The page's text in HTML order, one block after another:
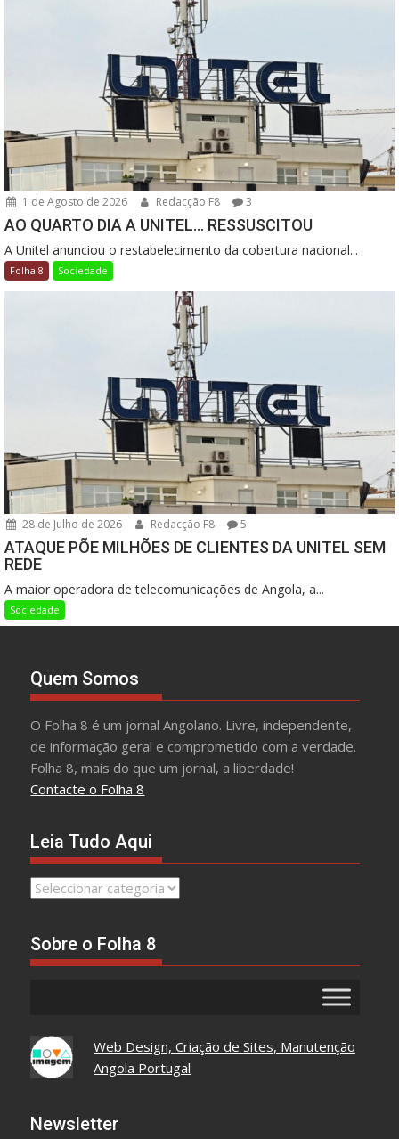
1 de Agosto de 2026 Redacção F8 3
AO QUARTO DIA A UNITEL… RESSUSCITOU
A Unitel anunciou o restabelecimento da cobertura nacional...
Folha 8 Sociedade
28 de Julho de 2026 Redacção F8 5
ATAQUE PÕE MILHÕES DE CLIENTES DA UNITEL SEM
REDE
A maior operadora de telecomunicações de Angola, a...
Sociedade
Quem Somos
O Folha 8 é um jornal Angolano. Livre, independente,
de informação geral e comprometido com a verdade.
Folha 8, mais do que um jornal, a liberdade!
Contacte o Folha 8
Leia Tudo Aqui
Leia
Sobre o Folha 8
Web Design, Criação de Sites, Manutenção
Angola Portugal
Newsletter